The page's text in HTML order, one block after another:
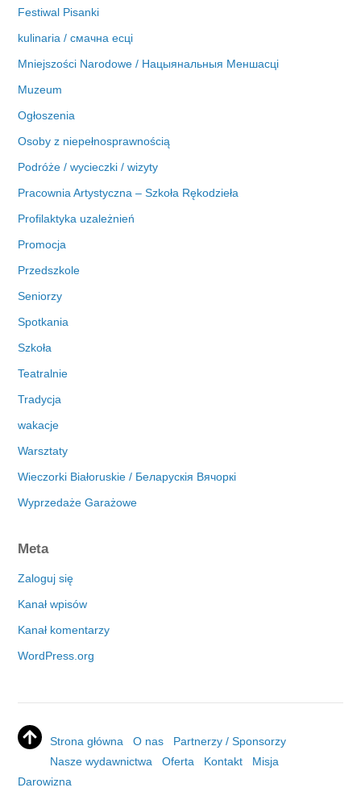
Festiwal Pisanki
kulinaria / смачна есці
Mniejszości Narodowe / Нацыянальныя Меншасці
Muzeum
Ogłoszenia
Osoby z niepełnosprawnością
Podróże / wycieczki / wizyty
Pracownia Artystyczna – Szkoła Rękodzieła
Profilaktyka uzależnień
Promocja
Przedszkole
Seniorzy
Spotkania
Szkoła
Teatralnie
Tradycja
wakacje
Warsztaty
Wieczorki Białoruskie / Беларускія Вячоркі
Wyprzedaże Garażowe
Meta
Zaloguj się
Kanał wpisów
Kanał komentarzy
WordPress.org
Strona główna O nas
Partnerzy / Sponsorzy
Nasze wydawnictwa
Oferta Kontakt
Misja
Darowizna